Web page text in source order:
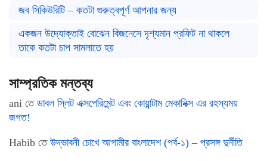
জব সিকিউরিটি – কতটা গুরুত্বপূর্ণ আপনার জন্য
একজন উদ্যোক্তাই বোঝেন বিজনেসে দৃশ্যমান প্রফিট না থাকলে
তাকে কতটা চাপ সামলাতে হয়
সাম্প্রতিক মন্তব্য
ani তে ডাবল স্লিট এক্সপেরিমেন্ট এবং কোয়ান্টাম মেকানিক্স এর রহস্যময়
জগত!
Habib তে উদ্ভাবনী চোখে আগামীর বাংলাদেশ (পর্ব-১) – প্রসঙ্গ দুর্নীতি